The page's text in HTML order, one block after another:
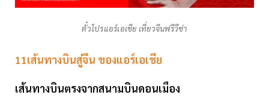
ตั๋วโปรแอร์เอเชีย เที่ยวจีนฟรีวีซ่า
11เส้นทางบินสู่จีน ของแอร์เอเชีย
เส้นทางบินตรงจากสนามบินดอนเมือง